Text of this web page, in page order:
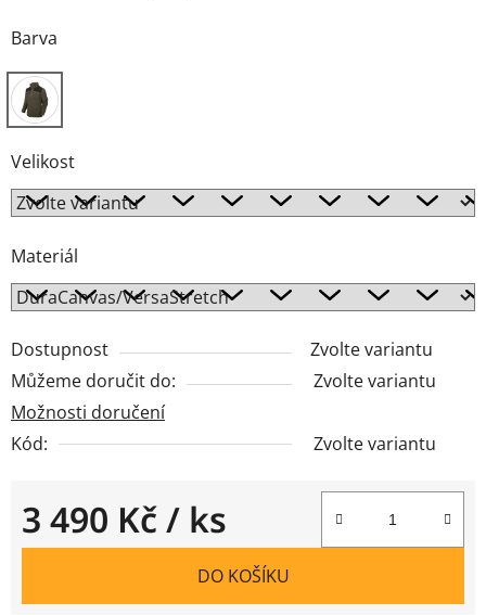
Barva
Velikost
Materiál
Dostupnost
Zvolte variantu
Můžeme doručit do:
Zvolte variantu
Možnosti doručení
Kód:
Zvolte variantu
3 490 Kč/ ks
Měrná cena:
DO KOŠÍKU